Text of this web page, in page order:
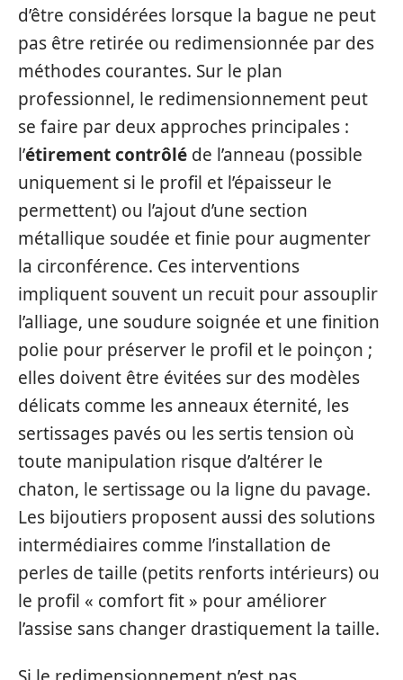
d’être considérées lorsque la bague ne peut
pas être retirée ou redimensionnée par des
méthodes courantes. Sur le plan
professionnel, le redimensionnement peut
se faire par deux approches principales :
l’étirement contrôlé de l’anneau (possible
uniquement si le profil et l’épaisseur le
permettent) ou l’ajout d’une section
métallique soudée et finie pour augmenter
la circonférence. Ces interventions
impliquent souvent un recuit pour assouplir
l’alliage, une soudure soignée et une finition
polie pour préserver le profil et le poinçon ;
elles doivent être évitées sur des modèles
délicats comme les anneaux éternité, les
sertissages pavés ou les sertis tension où
toute manipulation risque d’altérer le
chaton, le sertissage ou la ligne du pavage.
Les bijoutiers proposent aussi des solutions
intermédiaires comme l’installation de
perles de taille (petits renforts intérieurs) ou
le profil « comfort fit » pour améliorer
l’assise sans changer drastiquement la taille.